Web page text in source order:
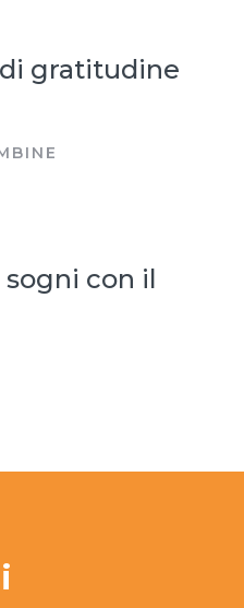
gratitudine
con il